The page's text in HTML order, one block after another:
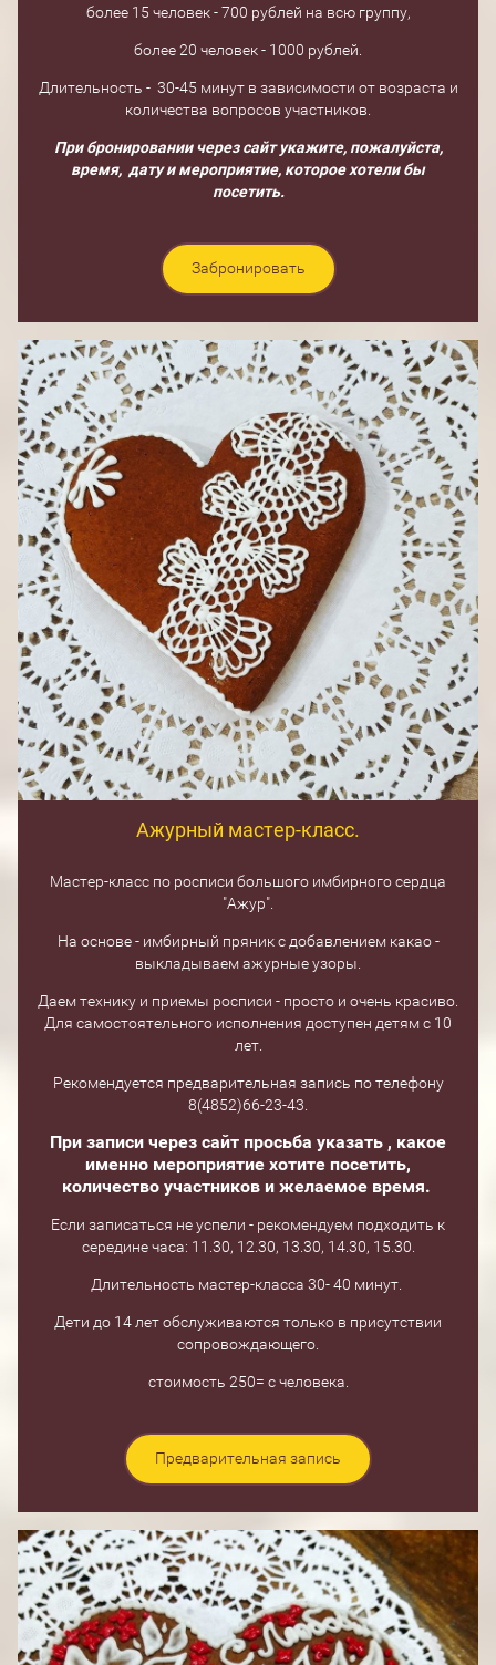
более 15 человек - 700 рублей на всю группу,
более 20 человек - 1000 рублей.
Длительность - 30-45 минут в зависимости от возраста и
количества вопросов участников.
При бронировании через сайт укажите, пожалуйста,
время, дату и мероприятие, которое хотели бы
посетить.
Забронировать
Ажурный мастер-класс.
Мастер-класс по росписи большого имбирного сердца
"Ажур".
На основе - имбирный пряник с добавлением какао -
выкладываем ажурные узоры.
Даем технику и приемы росписи - просто и очень красиво.
Для самостоятельного исполнения доступен детям с 10
лет.
Рекомендуется предварительная запись по телефону
8(4852)66-23-43.
При записи через сайт просьба указать , какое
именно мероприятие хотите посетить,
количество участников и желаемое время.
Если записаться не успели - рекомендуем подходить к
середине часа: 11.30, 12.30, 13.30, 14.30, 15.30.
Длительность мастер-класса 30- 40 минут.
Дети до 14 лет обслуживаются только в присутствии
сопровождающего.
стоимость 250= с человека.
Предварительная запись